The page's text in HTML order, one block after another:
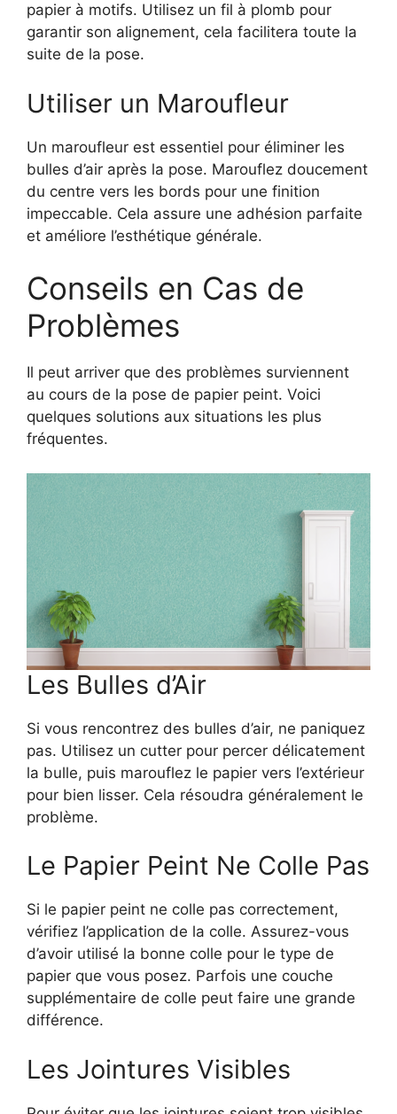
papier à motifs. Utilisez un fil à plomb pour
garantir son alignement, cela facilitera toute la
suite de la pose.
Utiliser un Maroufleur
Un maroufleur est essentiel pour éliminer les
bulles d’air après la pose. Marouflez doucement
du centre vers les bords pour une finition
impeccable. Cela assure une adhésion parfaite
et améliore l’esthétique générale.
Conseils en Cas de
Problèmes
Il peut arriver que des problèmes surviennent
au cours de la pose de papier peint. Voici
quelques solutions aux situations les plus
fréquentes.
Les Bulles d’Air
Si vous rencontrez des bulles d’air, ne paniquez
pas. Utilisez un cutter pour percer délicatement
la bulle, puis marouflez le papier vers l’extérieur
pour bien lisser. Cela résoudra généralement le
problème.
Le Papier Peint Ne Colle Pas
Si le papier peint ne colle pas correctement,
vérifiez l’application de la colle. Assurez-vous
d’avoir utilisé la bonne colle pour le type de
papier que vous posez. Parfois une couche
supplémentaire de colle peut faire une grande
différence.
Les Jointures Visibles